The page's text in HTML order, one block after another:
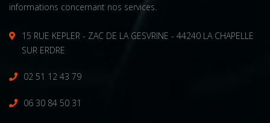
informations concernant nos services.
15 RUE KEPLER - ZAC DE LA GESVRINE - 44240 LA CHAPELLE
SUR ERDRE
02 51 12 43 79
06 30 84 50 31